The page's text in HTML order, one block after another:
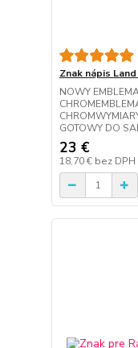
Znak nápis
NOWY
GOTOWY DO
23 €
18,70 € bez DPH